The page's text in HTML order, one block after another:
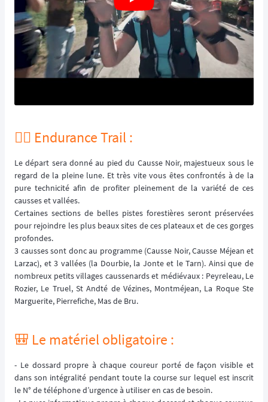
🏃‍♂️ Endurance Trail :
Le départ sera donné au pied du Causse Noir, majestueux sous le
regard de la pleine lune. Et très vite vous êtes confrontés à de la
pure technicité afin de profiter pleinement de la variété de ces
causses et vallées.
Certaines sections de belles pistes forestières seront préservées
pour rejoindre les plus beaux sites de ces plateaux et de ces gorges
profondes.
3 causses sont donc au programme (Causse Noir, Causse Méjean et
Larzac), et 3 vallées (la Dourbie, la Jonte et le Tarn). Ainsi que de
nombreux petits villages caussenards et médiévaux : Peyreleau, Le
Rozier, Le Truel, St Andté de Vézines, Montméjean, La Roque Ste
Marguerite, Pierrefiche, Mas de Bru.
🎒 Le matériel obligatoire :
- Le dossard propre à chaque coureur porté de façon visible et
dans son intégralité pendant toute la course sur lequel est inscrit
le N° de téléphone d’urgence à utiliser en cas de besoin.